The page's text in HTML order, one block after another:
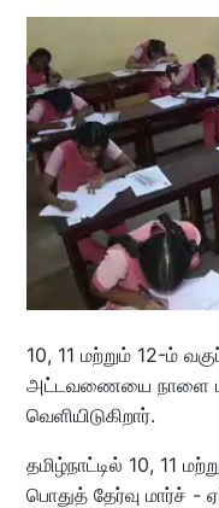
10, 11 மற்றும் 12-ம்
அட்டவணையை நாளை
வெளியிடுகிறார்.
தமிழ்நாட்டில் 10, 11
பொதுத் தேர்வு மார்ச் -